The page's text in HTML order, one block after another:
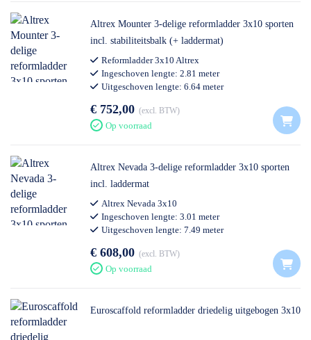
Altrex Mounter 3-delige reformladder 3x10 sporten
incl. stabiliteitsbalk (+ laddermat)
Reformladder 3x10 Altrex
Ingeschoven lengte: 2.81 meter
Uitgeschoven lengte: 6.64 meter
€ 752,00 excl. BTW
Op voorraad
Altrex Nevada 3-delige reformladder 3x10 sporten
incl. laddermat
Altrex Nevada 3x10
Ingeschoven lengte: 3.01 meter
Uitgeschoven lengte: 7.49 meter
€ 608,00 excl. BTW
Op voorraad
Euroscaffold reformladder driedelig uitgebogen 3x10